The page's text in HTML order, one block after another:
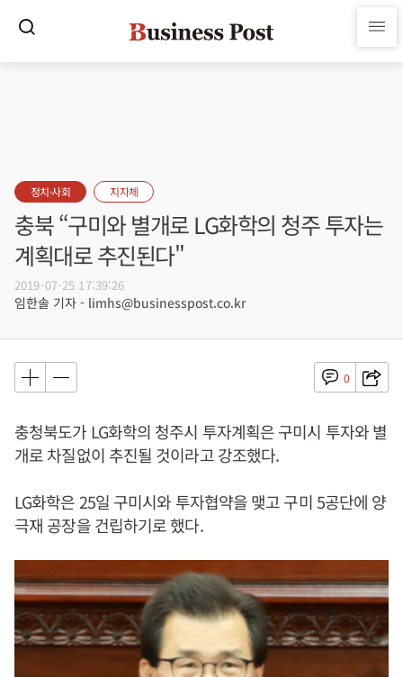
정치·사회 지자체
충북 “구미와 별개로 LG화학의 청주 투자는
계획대로 추진된다"
2019-07-25 17:39:26
임한솔 기자 - limhs@businesspost.co.kr
0
충청북도가 LG화학의 청주시 투자계획은 구미시 투자와 별
개로 차질없이 추진될 것이라고 강조했다.
LG화학은 25일 구미시와 투자협약을 맺고 구미 5공단에 양
극재 공장을 건립하기로 했다.